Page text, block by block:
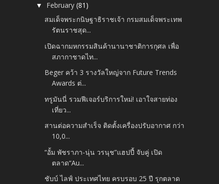
▼ February(81)
สมเด็จพระกนิษฐาธิราชเจ้า กรมสมเด็จพระเทพ
รัตนราชสุด...
เปิดฉากมหกรรมสินค้านานาชาติการกุศล เพื่อ
สภากาชาดไท...
Beger คว้า 3 รางวัลใหญ่จาก Future Trends
Awards ต่...
ทรูมันนี่ รวมฟีเจอร์บริการใหม่! เอาใจสายท่อง
เที่ยว...
สานต่อความสำเร็จ ติดตั้งเครื่องปรับอากาศ กว่า
10,0...
“อั้ม พัชราภา-นุ่น วรนุช”แฮปปี้ จับคู่ เปิด
ตลาด“Au...
ชับบ์ ไลฟ์ ประเทศไทย ครบรอบ 25 ปี รุกตลาด